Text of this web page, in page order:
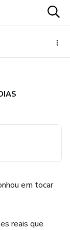
em tocar
reais que